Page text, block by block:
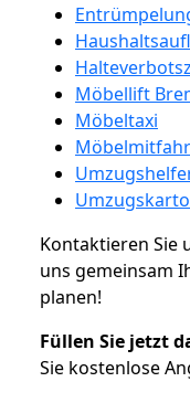
Möbellift
Möbeltaxi
Kontaktieren Sie
uns gemeinsam
planen!
Füllen Sie jetzt
Sie kostenlose